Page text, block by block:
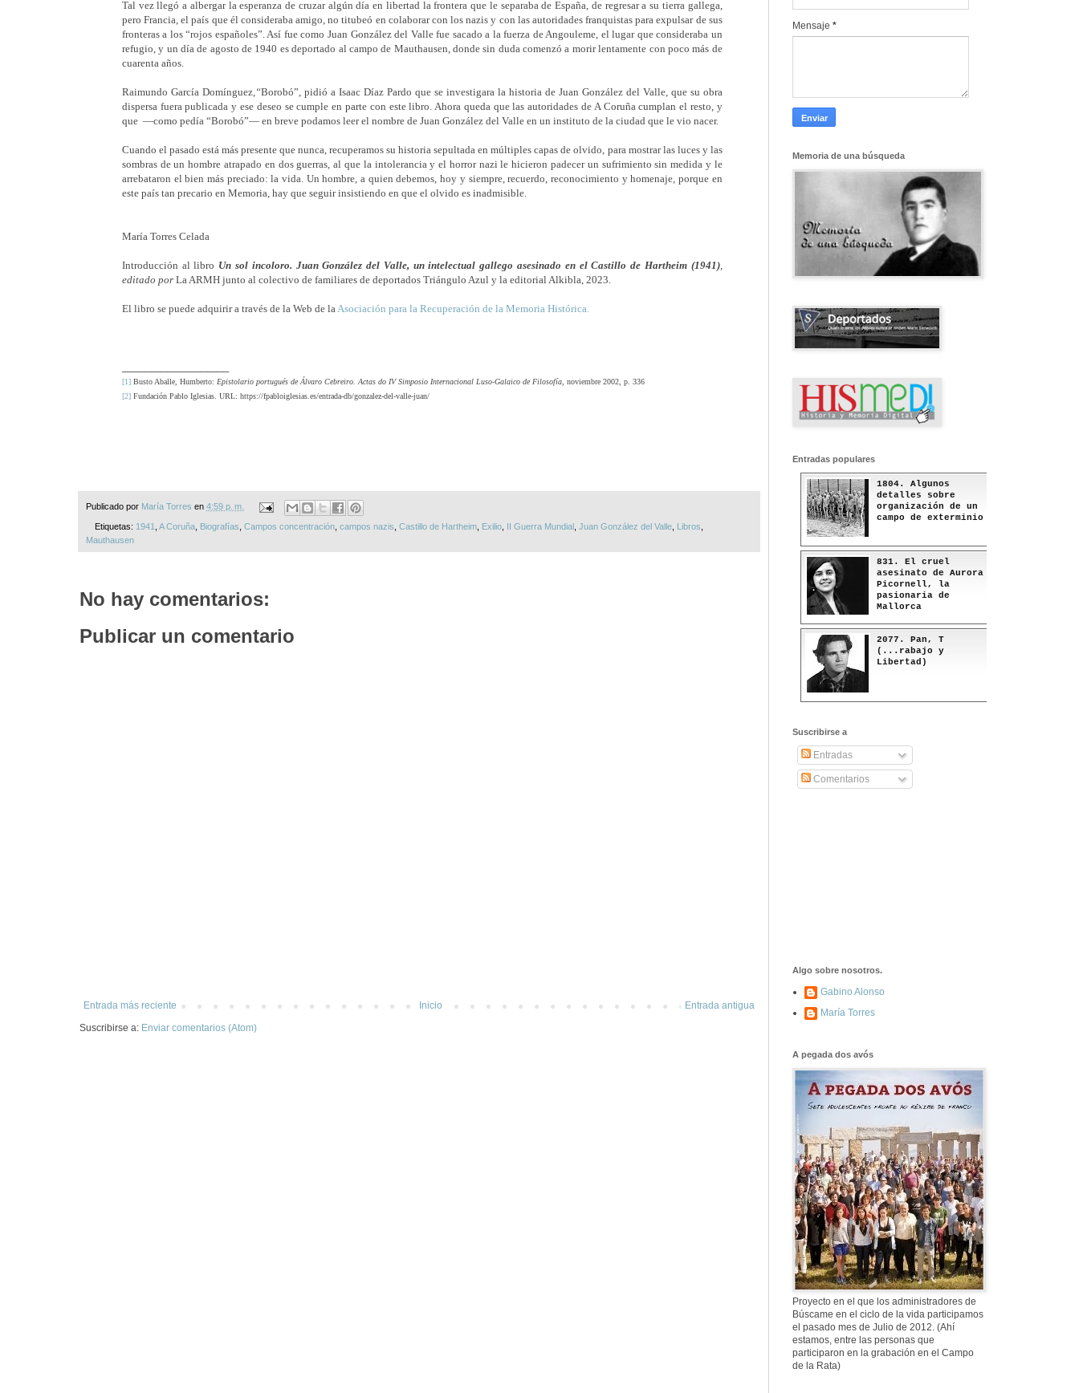
Tal vez llegó a albergar la esperanza de cruzar algún día en libertad la frontera que le separaba de España, de regresar a su tierra gallega,
pero Francia, el país que él consideraba amigo, no titubeó en colaborar con los nazis y con las autoridades franquistas para expulsar de sus
fronteras a los “rojos españoles”. Así fue como Juan González del Valle fue sacado a la fuerza de Angouleme, el lugar que consideraba un
refugio, y un día de agosto de 1940 es deportado al campo de Mauthausen, donde sin duda comenzó a morir lentamente con poco más de
cuarenta años.
Raimundo García Domínguez,“Borobó”, pidió a Isaac Díaz Pardo que se investigara la historia de Juan González del Valle, que su obra
dispersa fuera publicada y ese deseo se cumple en parte con este libro. Ahora queda que las autoridades de A Coruña cumplan el resto, y
que —como pedía “Borobó”—en breve podamos leer el nombre de Juan González del Valle en un instituto de la ciudad que le vio nacer.
Cuando el pasado está más presente que nunca, recuperamos su historia sepultada en múltiples capas de olvido, para mostrar las luces y las
sombras de un hombre atrapado en dos guerras, al que la intolerancia y el horror nazi le hicieron padecer un sufrimiento sin medida y le
arrebataron el bien más preciado: la vida. Un hombre, a quien debemos, hoy y siempre, recuerdo, reconocimiento y homenaje, porque en
este país tan precario en Memoria, hay que seguir insistiendo en que el olvido es inadmisible.
María Torres Celada
Introducción al libro Un sol incoloro. Juan González del Valle, un intelectual gallego asesinado en el Castillo de Hartheim (1941),
editado por La ARMH junto al colectivo de familiares de deportados Triángulo Azul y la editorial Alkibla, 2023.
El libro se puede adquirir a través de la Web de laAsociación para la Recuperación de la Memoria Histórica.
[1] Busto Aballe, Humberto: Epistolario portugués de Álvaro Cebreiro. Actas do IV Simposio Internacional Luso-Galaico de Filosofía, noviembre 2002, p. 336
[2] Fundación Pablo Iglesias. URL: https://fpabloiglesias.es/entrada-db/gonzalez-del-valle-juan/
Publicado por María Torres en 4:59 p. m.
Etiquetas: 1941 A Coruña, Biografías Campos concentración, campos nazis Castillo de Hartheim, Exilio, II Guerra Mundial, Juan González del Valle, Libros
Mauthausen
No hay comentarios:
Publicar un comentario
Entrada más reciente Entrada antigua
Inicio
Suscribirse a: Enviar comentarios (Atom)
Mensaje *
Memoria de una búsqueda
Entradas populares
1804. Algunos
detalles sobre
organización de un
campo de exterminio
831. El cruel
asesinato de Aurora
Picornell, la
pasionaria de
Mallorca
2077. Pan, T
(...rabajo y
Libertad)
577. Nos fusilaron
fusilaron mal
307. Vuestros
nombres no se han
borrado en la
Historia
Suscribirse a
Entradas
Comentarios
Algo sobre nosotros.
Gabino Alonso
María Torres
A pegada dos avós
Proyecto en el que los administradores de
Búscame en el ciclo de la vida participamos
el pasado mes de Julio de 2012. (Ahí
estamos, entre las personas que
participaron en la grabación en el Campo
de la Rata)